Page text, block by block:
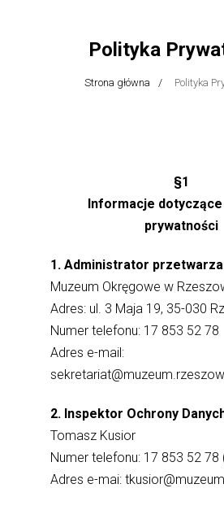
Polityka
Strona główna Polityka
§1
Informacje
prywatności
1. Administrator
Muzeum Okręgowe w
Adres: ul. 3 Maja 19, 35-030
Numer telefonu: 17 853 52 78
Adres e-mail:
2. Inspektor Ochrony
Tomasz Kusior
Numer telefonu: 17 853 52 78
Adres e-mai: